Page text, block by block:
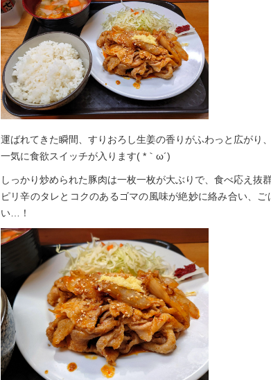
運ばれてきた瞬間、すりおろし生姜の香りがふわっと広がり、
一気に食欲スイッチが入ります( *｀ω´)
しっかり炒められた豚肉は一枚一枚が大ぶりで、食べ応え抜群
ピリ辛のタレとコクのあるゴマの風味が絶妙に絡み合い、ご
い…！